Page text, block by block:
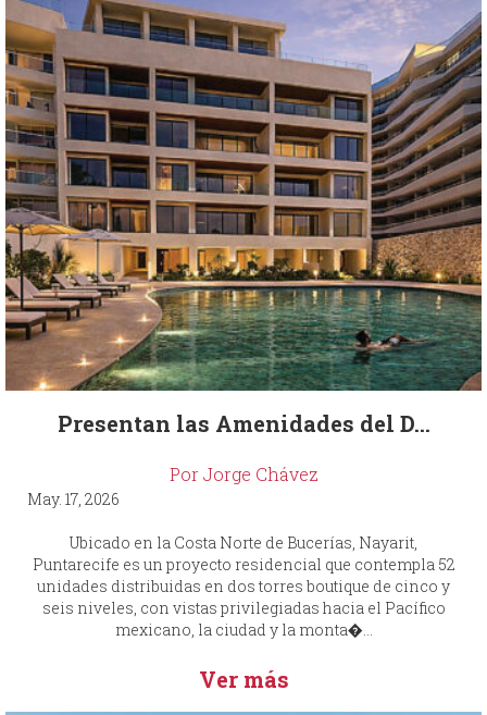
Presentan las Amenidades del D...
Por Jorge Chávez
May. 17, 2026
Ubicado en la Costa Norte de Bucerías, Nayarit,
Puntarecife es un proyecto residencial que contempla 52
unidades distribuidas en dos torres boutique de cinco y
seis niveles, con vistas privilegiadas hacia el Pacífico
mexicano, la ciudad y la monta�...
Ver más